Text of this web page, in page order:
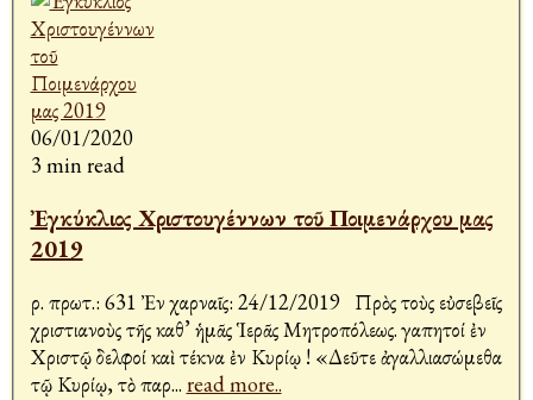
06/01/2020
3 min read
Ἐγκύκλιος Χριστουγέννων τοῦ Ποιμενάρχου μας
2019
Ἀρ. πρωτ.: 631 Ἐν Ἀχαρναῖς: 24/12/2019 Πρὸς τοὺς εὐσεβεῖς
χριστιανοὺς τῆς καθ’ ἡμᾶς Ἱερᾶς Μητροπόλεως. Ἀγαπητοί ἐν
Χριστῷ Ἀδελφοί καὶ τέκνα ἐν Κυρίῳ ! «Δεῦτε ἀγαλλιασώμεθα
τῷ Κυρίῳ, τὸ παρ... read more..